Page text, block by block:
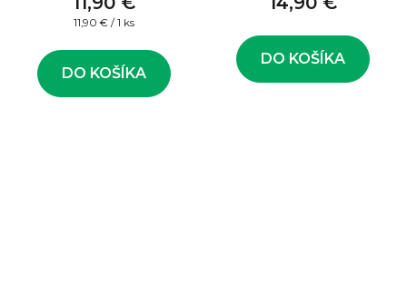
Jednotková
11,90 € / 1 ks
DO KOŠÍKA
DO KOŠÍKA